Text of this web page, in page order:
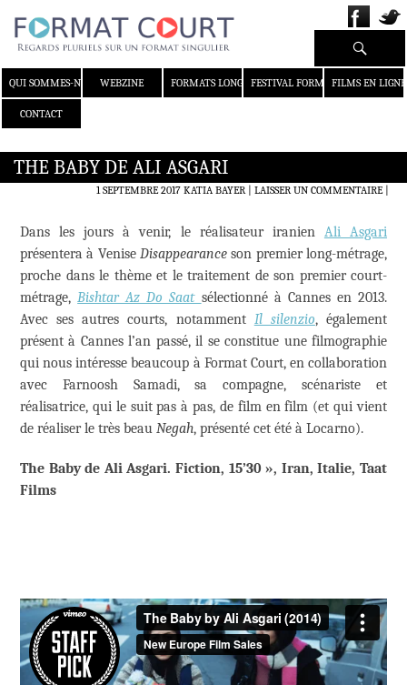
QUI SOMMES-NOUS ?WEBZINE FORMATS LONGS FESTIVAL FORMAT COURT
FILMS EN LIGNE
CONTACT
Recherche
THE BABY DE ALI ASGARI
1 SEPTEMBRE 2017 KATIA BAYER LAISSER UN COMMENTAIRE|
Dans les jours à venir, le réalisateur iranien Ali Asgari
présentera à Venise Disappearance son premier long-métrage,
proche dans le thème et le traitement de son premier court-
métrage,Bishtar Az Do Saat sélectionné à Cannes en 2013.
Avec ses autres courts, notamment Il silenzio, également
présent à Cannes l’an passé, il se constitue une filmographie
qui nous intéresse beaucoup à Format Court, en collaboration
avec Farnoosh Samadi, sa compagne, scénariste et
réalisatrice, qui le suit pas à pas, de film en film (et qui vient
de réaliser le très beau Negah, présenté cet été à Locarno).
The Baby de Ali Asgari. Fiction, 15’30 », Iran, Italie, Taat
Films